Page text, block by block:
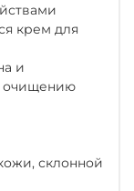
крем для
и
очищению
склонной